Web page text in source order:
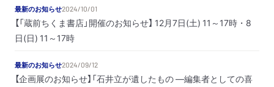
最新のお知らせ2024/10/01
【「蔵前ちくま書店」開催のお知らせ】 12月7日(土) 11～17時・8
日(日) 11～17時
最新のお知らせ2024/09/12
【企画展のお知らせ】「石井立が遺したもの ―編集者としての喜